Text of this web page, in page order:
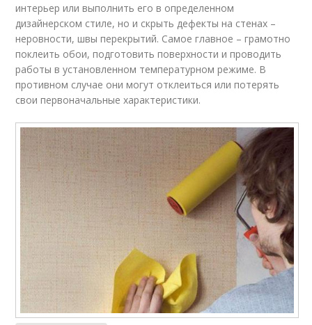
интерьер или выполнить его в определенном
дизайнерском стиле, но и скрыть дефекты на стенах –
неровности, швы перекрытий. Самое главное – грамотно
поклеить обои, подготовить поверхности и проводить
работы в установленном температурном режиме. В
противном случае они могут отклеиться или потерять
свои первоначальные характеристики.